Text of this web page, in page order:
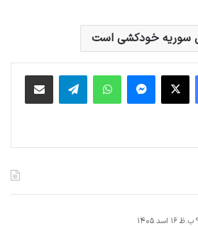
سوریه خودکشی است
فیس بوک پیام رسان واتس آپ